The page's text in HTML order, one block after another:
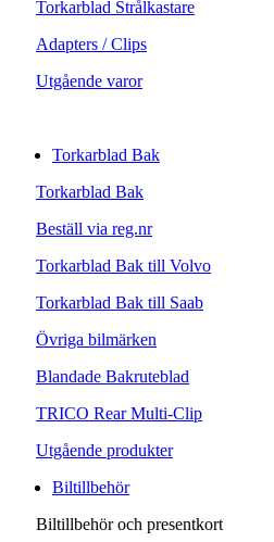
Torkarblad Strålkastare
Adapters / Clips
Utgående varor
Torkarblad Bak
Torkarblad Bak
Beställ via reg.nr
Torkarblad Bak till Volvo
Torkarblad Bak till Saab
Övriga bilmärken
Blandade Bakruteblad
TRICO Rear Multi-Clip
Utgående produkter
Biltillbehör
Biltillbehör och presentkort